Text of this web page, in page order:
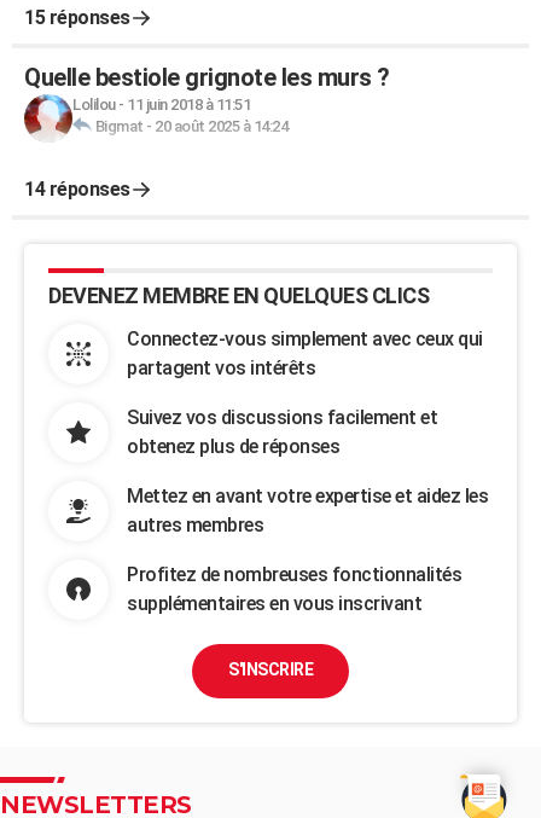
15 réponses
Quelle bestiole grignote les murs ?
Lolilou- 11 juin 2018 à 11:51
Bigmat - 20 août 2025 à 14:24
14 réponses
DEVENEZ MEMBRE EN QUELQUES CLICS
Connectez-vous simplement avec ceux qui
partagent vos intérêts
Suivez vos discussions facilement et
obtenez plus de réponses
Mettez en avant votre expertise et aidez les
autres membres
Profitez de nombreuses fonctionnalités
supplémentaires en vous inscrivant
S'INSCRIRE
NEWSLETTERS